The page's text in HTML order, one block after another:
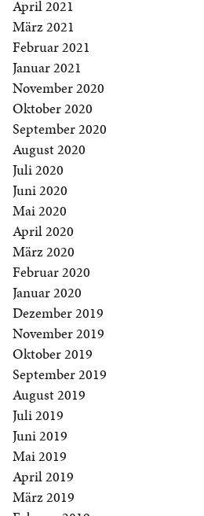
April 2021
März 2021
Februar 2021
Januar 2021
November 2020
Oktober 2020
September 2020
August 2020
Juli 2020
Juni 2020
Mai 2020
April 2020
März 2020
Februar 2020
Januar 2020
Dezember 2019
November 2019
Oktober 2019
September 2019
August 2019
Juli 2019
Juni 2019
Mai 2019
April 2019
März 2019